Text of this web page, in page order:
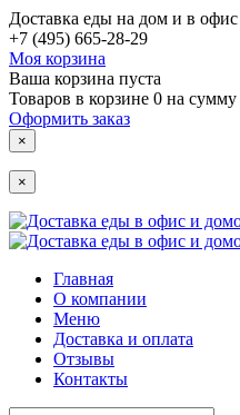
Доставка еды на дом и в офис
+7 (495) 665-28-29
Моя корзина
Ваша корзина пуста
Товаров в корзине 0 на сумму
Оформить заказ
×
×
Главная
О компании
Меню
Доставка и оплата
Отзывы
Контакты